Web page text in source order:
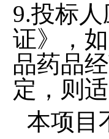
9.投标
证》，
品药品
定，则
本项目